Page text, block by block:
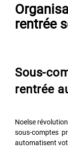
rentrée
Sous-
rentrée
Noelse
sous-comptes
automatisent